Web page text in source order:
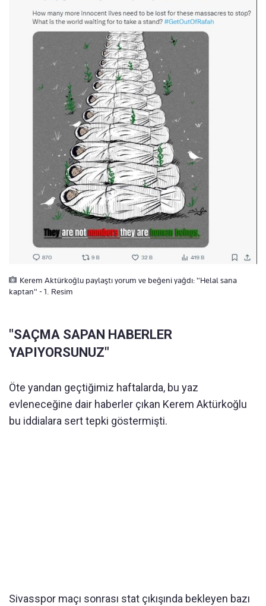
Kerem Aktürkoğlu paylaştı yorum ve beğeni yağdı: "Helal sana
kaptan" - 1. Resim
"SAÇMA SAPAN HABERLER
YAPIYORSUNUZ"
Öte yandan geçtiğimiz haftalarda, bu yaz
evleneceğine dair haberler çıkan Kerem Aktürkoğlu
bu iddialara sert tepki göstermişti.
Sivasspor maçı sonrası stat çıkışında bekleyen bazı